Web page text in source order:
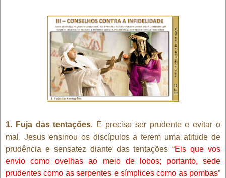
1. Fuja das tentações. É preciso ser prudente e evitar o
mal. Jesus ensinou os discípulos a terem uma atitude de
prudência e sensatez diante das tentações “Eis que vos
envio como ovelhas ao meio de lobos; portanto, sede
prudentes como as serpentes e símplices como as pombas”